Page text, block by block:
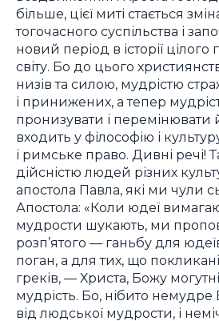
більше, цієї миті стається
тогочасного суспільства і
новий період в історії
світу. Бо до цього
низів та силою, мудрістю
і принижених, а тепер
пронизувати і перемінювати
входить у філософію і
і римське право. Дивні речі!
дійсністю людей різних
апостола Павла, які ми чули
Апостола: «Коли юдеї
мудрости шукають, ми
розп’ятого — ганьбу для
поган, а для тих, що
греків, — Христа, Божу
мудрість. Бо, нібито
від людської мудрости, і